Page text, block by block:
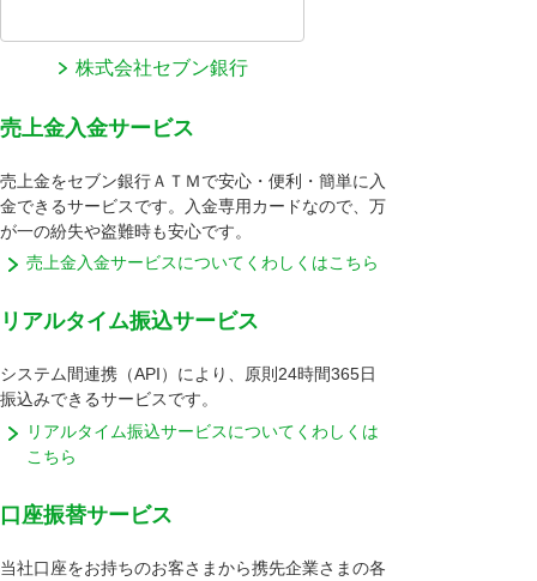
株式会社セブン銀行
売上金入金サービス
売上金をセブン銀行ＡＴＭで安心・便利・簡単に入
金できるサービスです。入金専用カードなので、万
が一の紛失や盗難時も安心です。
売上金入金サービスについてくわしくはこちら
リアルタイム振込サービス
システム間連携（API）により、原則24時間365日
振込みできるサービスです。
リアルタイム振込サービスについてくわしくは
こちら
口座振替サービス
当社口座をお持ちのお客さまから携先企業さまの各